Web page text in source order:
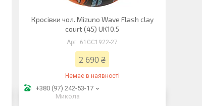
Кросівки чол. Mizuno Wave Flash clay
court (45) UK10.5
61GC1922-27
2 690 ₴
Немає в наявності
+380 (97) 242-53-17
Микола